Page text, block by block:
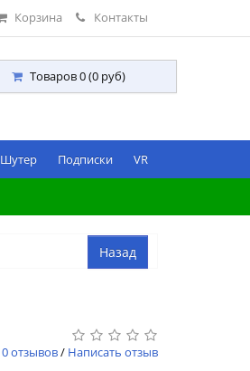
Корзина Контакты
Товаров 0 (0 руб)
Шутер Подписки VR
0 отзывов/ Написать отзыв